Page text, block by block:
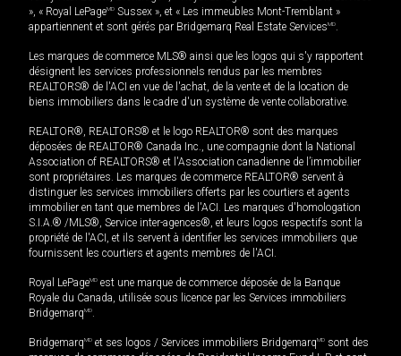
», « Royal LePageMD Sussex », et « Les immeubles Mont-Tremblant »
appartiennent et sont gérés par Bridgemarq Real Estate ServicesMD.
Les marques de commerce MLS® ainsi que les logos qui s'y rapportent
désignent les services professionnels rendus par les membres
REALTORS® de l'ACI en vue de l'achat, de la vente et de la location de
biens immobiliers dans le cadre d'un système de vente collaborative.
REALTOR®, REALTORS® et le logo REALTOR® sont des marques
déposées de REALTOR® Canada Inc., une compagnie dont la National
Association of REALTORS® et l'Association canadienne de l’immobilier
sont propriétaires. Les marques de commerce REALTOR® servent à
distinguer les services immobiliers offerts par les courtiers et agents
immobilier en tant que membres de l'ACI. Les marques d'homologation
S.I.A.® /MLS®, Service inter-agences®, et leurs logos respectifs sont la
propriété de l'ACI, et ils servent à identifier les services immobiliers que
fournissent les courtiers et agents membres de l'ACI.
Royal LePageMD est une marque de commerce déposée de la Banque
Royale du Canada, utilisée sous licence par les Services immobiliers
BridgemarqMD.
BridgemarqMD et ses logos / Services immobiliers BridgemarqMD sont des